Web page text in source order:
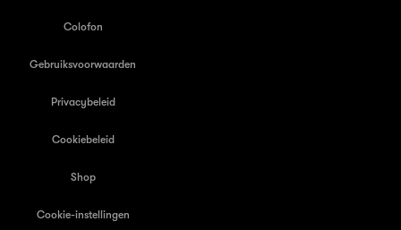
Colofon
Gebruiksvoorwaarden
Privacybeleid
Cookiebeleid
Shop
Cookie-instellingen